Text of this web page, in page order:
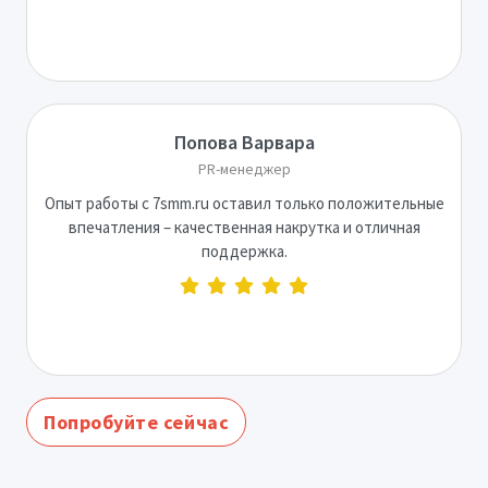
Попова Варвара
PR-менеджер
Опыт работы с 7smm.ru оставил только положительные
впечатления – качественная накрутка и отличная
поддержка.
Попробуйте сейчас